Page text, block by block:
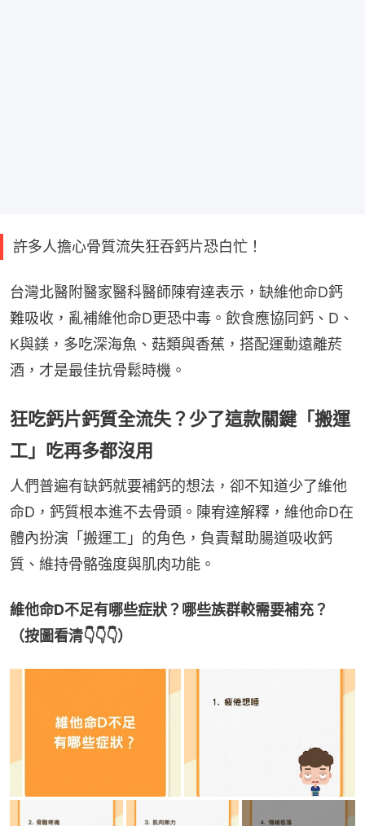
許多人擔心骨質流失狂吞鈣片恐白忙！
台灣北醫附醫家醫科醫師陳宥達表示，缺維他命D鈣
難吸收，亂補維他命D更恐中毒。飲食應協同鈣、D、
K與鎂，多吃深海魚、菇類與香蕉，搭配運動遠離菸
酒，才是最佳抗骨鬆時機。
狂吃鈣片鈣質全流失？少了這款關鍵「搬運
工」吃再多都沒用
人們普遍有缺鈣就要補鈣的想法，卻不知道少了維他
命D，鈣質根本進不去骨頭。陳宥達解釋，維他命D在
體內扮演「搬運工」的角色，負責幫助腸道吸收鈣
質、維持骨骼強度與肌肉功能。
維他命D不足有哪些症狀？哪些族群較需要補充？
（按圖看清👇👇👇）